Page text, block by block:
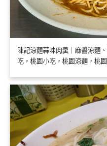
陳記涼麵蒜味肉羹｜麻醬涼麵
吃，桃園小吃，桃園涼麵，桃